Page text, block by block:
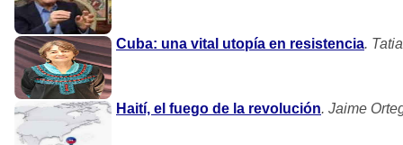
Cuba: una vital utopía en resistencia.
Haití, el fuego de la revolución. Jaime